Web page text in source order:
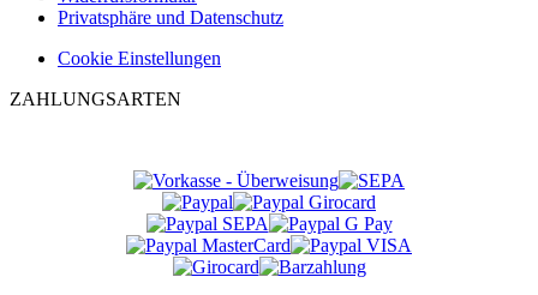
Privatsphäre und Datenschutz
Cookie Einstellungen
ZAHLUNGSARTEN